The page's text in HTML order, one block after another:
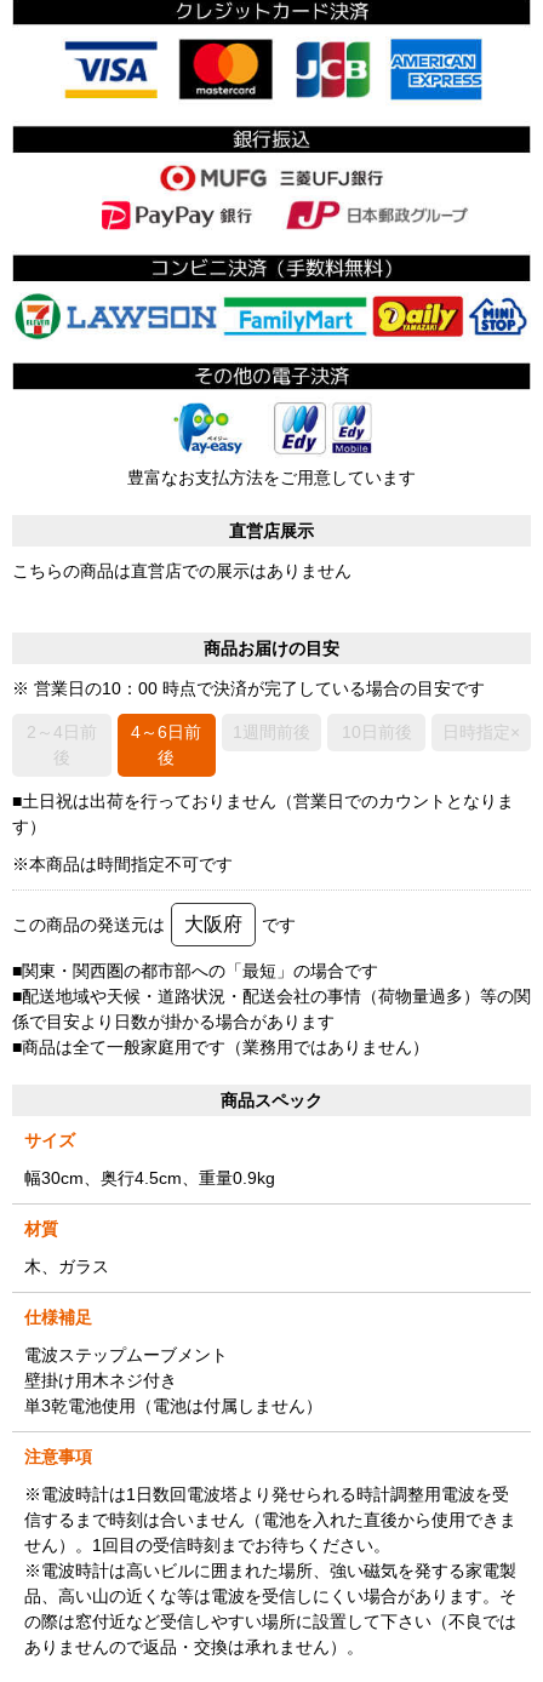
豊富なお支払方法をご用意しています
直営店展示
こちらの商品は直営店での展示はありません
商品お届けの目安
※ 営業日の10：00 時点で決済が完了している場合の目安です
2～4日前
後
4～6日前
後
1週間前後 10日前後 日時指定×
■土日祝は出荷を行っておりません（営業日でのカウントとなりま
す）
※本商品は時間指定不可です
この商品の発送元は 大阪府 です
■関東・関西圏の都市部への「最短」の場合です
■配送地域や天候・道路状況・配送会社の事情（荷物量過多）等の関
係で目安より日数が掛かる場合があります
■商品は全て一般家庭用です（業務用ではありません）
商品スペック
サイズ
幅30cm、奥行4.5cm、重量0.9kg
材質
木、ガラス
仕様補足
電波ステップムーブメント
壁掛け用木ネジ付き
単3乾電池使用（電池は付属しません）
注意事項
※電波時計は1日数回電波塔より発せられる時計調整用電波を受
信するまで時刻は合いません（電池を入れた直後から使用できま
せん）。1回目の受信時刻までお待ちください。
※電波時計は高いビルに囲まれた場所、強い磁気を発する家電製
品、高い山の近くな等は電波を受信しにくい場合があります。そ
の際は窓付近など受信しやすい場所に設置して下さい（不良では
ありませんので返品・交換は承れません）。